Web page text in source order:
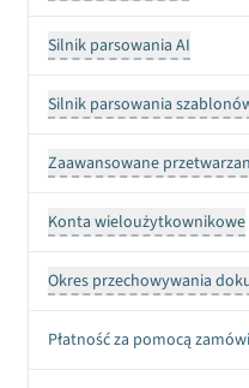
Silnik parsowania AI
Silnik parsowania
Zaawansowane
Konta wieloużytkownikowe
Okres przechowywania
Płatność za pomocą